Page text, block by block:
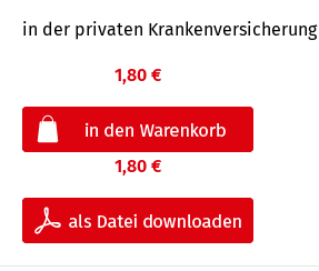
in der privaten Kran­ken­ver­siche­rung
1,80 €
1,80 €